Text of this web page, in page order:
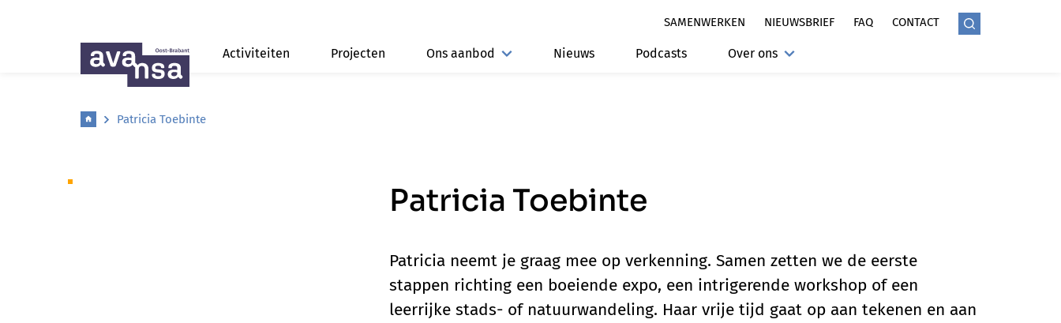
SAMENWERKEN NIEUWSBRIEF FAQ CONTACT
Activiteiten Projecten Ons aanbod Nieuws Podcasts Over ons
Patricia Toebinte
Patricia Toebinte
Patricia neemt je graag mee op verkenning. Samen zetten we de eerste
stappen richting een boeiende expo, een intrigerende workshop of een
leerrijke stads- of natuurwandeling. Haar vrije tijd gaat op aan tekenen en aan